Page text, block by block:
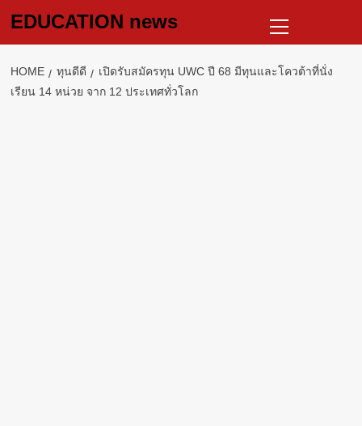
EDUCATION news
Menu
HOME ทุนดีดี
เปิดรับสมัครทุน UWC ปี 68 มีทุนและโควต้าที่นั่ง
เรียน 14 หน่วย จาก 12 ประเทศทั่วโลก